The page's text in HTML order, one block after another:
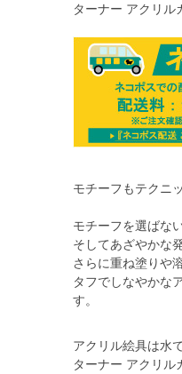
ターナー アクリル
モチーフもテクニ
モチーフを選ばな
そしてあざやかな
さらに重ね塗りや
タフでしなやかな
す。
アクリル絵具は水
ターナー アクリル